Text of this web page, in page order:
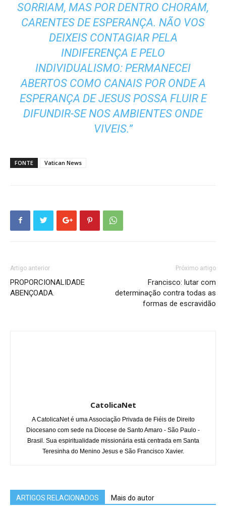
SORRIAM, MAS POR DENTRO CHORAM,
CARENTES DE ESPERANÇA. NÃO VOS
DEIXEIS CONTAGIAR PELA
INDIFERENÇA E PELO
INDIVIDUALISMO: PERMANECEI
ABERTOS COMO CANAIS POR ONDE A
ESPERANÇA DE JESUS POSSA FLUIR E
DIFUNDIR-SE NOS AMBIENTES ONDE
VIVEIS.”
FONTE Vatican News
Artigo anterior
PROPORCIONALIDADE
ABENÇOADA.
Próximo artigo
Francisco: lutar com
determinação contra todas as
formas de escravidão
CatolicaNet
A CatolicaNet é uma Associação Privada de Fiéis de Direito
Diocesano com sede na Diocese de Santo Amaro - São Paulo -
Brasil. Sua espiritualidade missionária está centrada em Santa
Teresinha do Menino Jesus e São Francisco Xavier.
ARTIGOS RELACIONADOS Mais do autor